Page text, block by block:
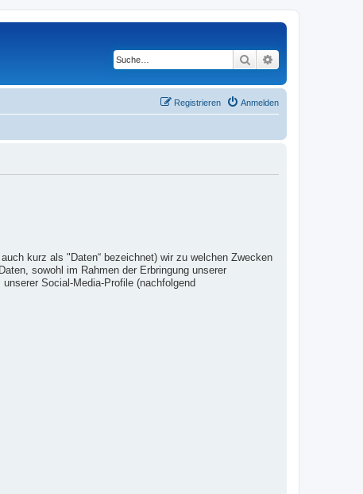
Suche
Anmelden
Registrieren
kurz als "Daten“ bezeichnet) wir zu welchen Zwecken
sowohl im Rahmen der Erbringung unserer
Social-Media-Profile (nachfolgend